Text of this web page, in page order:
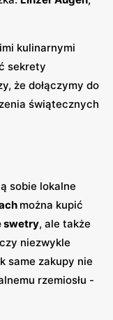
kulinarnymi
sekrety
że dołączymy do
świątecznych
sobie lokalne
można kupić
swetry, ale także
niezwykle
same zakupy nie
rzemiosłu -